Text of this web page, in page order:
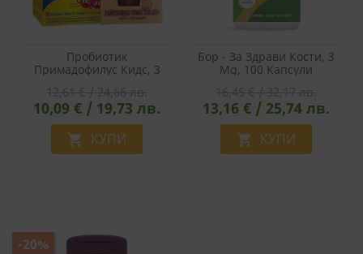
Пробиотик
Примадофилус Кидс, 3
Дъвчащи Таблетки С
Вкус На Череша +
Подарък Играчка
Капибара
10,09 € / 19,73 лв.
 КУПИ
Бор - За Здрави Кости, 3
Mg, 100 Капсули
13,16 € / 25,74 лв.
 КУПИ
-20%